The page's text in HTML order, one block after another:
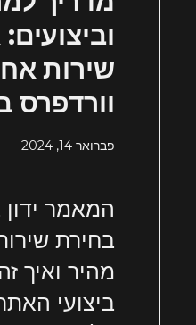
שירות
וורדפרס
פברואר 14, 2024
המאמר
בחירת
מהיר ואיך
ביצועי